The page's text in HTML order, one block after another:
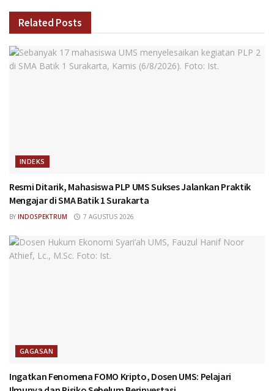
Related Posts
INDEKS
Resmi Ditarik, Mahasiswa PLP UMS Sukses Jalankan Praktik
Mengajar di SMA Batik 1 Surakarta
BY INDOSPEKTRUM 7 AGUSTUS 2026
GAGASAN
Ingatkan Fenomena FOMO Kripto, Dosen UMS: Pelajari